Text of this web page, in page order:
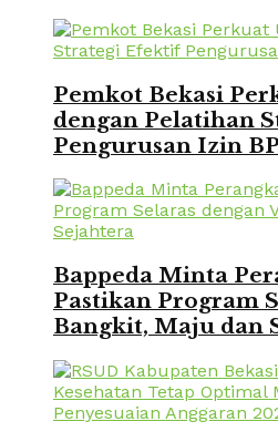
Pemkot Bekasi
dengan Pelatihan
Pengurusan Izin
Bappeda Minta
Pastikan Program
Bangkit, Maju dan